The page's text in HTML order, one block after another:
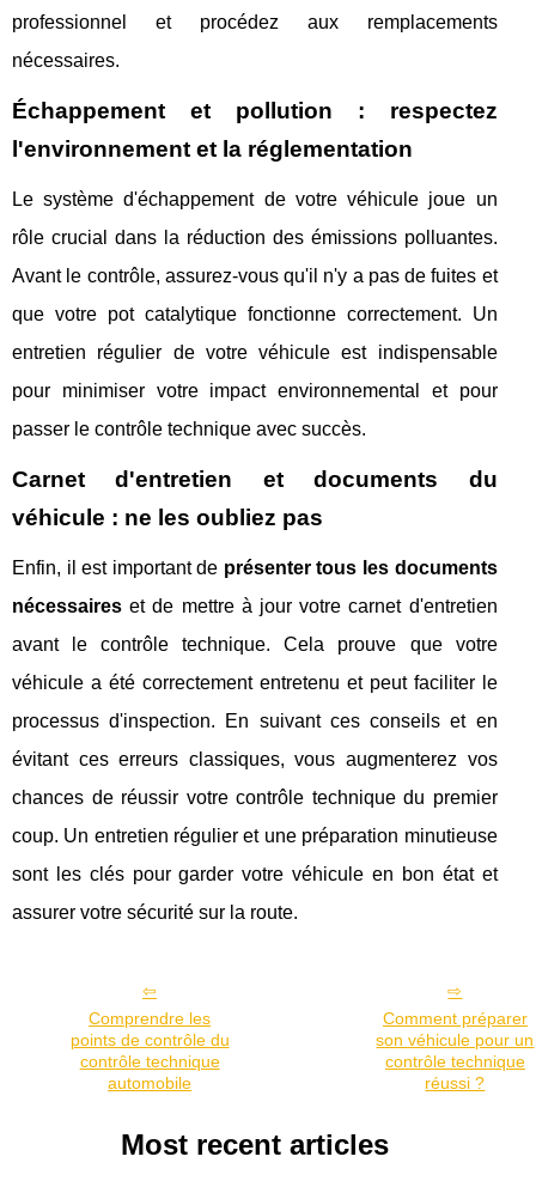
professionnel et procédez aux remplacements
nécessaires.
Échappement et pollution : respectez
l'environnement et la réglementation
Le système d'échappement de votre véhicule joue un
rôle crucial dans la réduction des émissions polluantes.
Avant le contrôle, assurez-vous qu'il n'y a pas de fuites et
que votre pot catalytique fonctionne correctement. Un
entretien régulier de votre véhicule est indispensable
pour minimiser votre impact environnemental et pour
passer le contrôle technique avec succès.
Carnet d'entretien et documents du
véhicule : ne les oubliez pas
Enfin, il est important de présenter tous les documents
nécessaires et de mettre à jour votre carnet d'entretien
avant le contrôle technique. Cela prouve que votre
véhicule a été correctement entretenu et peut faciliter le
processus d'inspection. En suivant ces conseils et en
évitant ces erreurs classiques, vous augmenterez vos
chances de réussir votre contrôle technique du premier
coup. Un entretien régulier et une préparation minutieuse
sont les clés pour garder votre véhicule en bon état et
assurer votre sécurité sur la route.
Comprendre les
points de contrôle du
contrôle technique
automobile
Comment préparer
son véhicule pour un
contrôle technique
réussi ?
Most recent articles